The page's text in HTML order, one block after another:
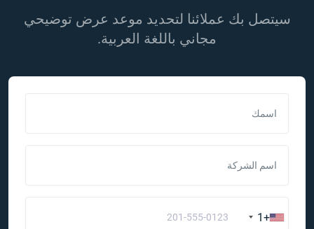
سيتصل بك عملائنا لتحديد موعد عرض توضيحي
مجاني باللغة العربية.
اسمك
اسم الشركة
+1